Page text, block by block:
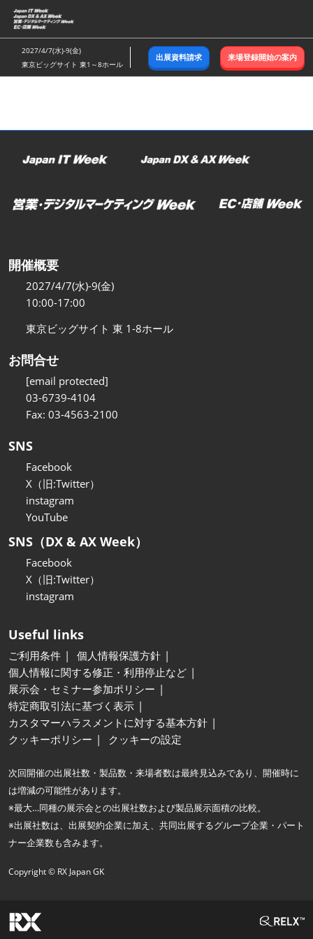
ス
キ
ッ
し
む
2027/4/7(水)-9(金)
東京ビッグサイト 東1～8ホール
出展資料請求 来場登録開始の案内
開催概要
2027/4/7(水)-9(金)
10:00-17:00
東京ビッグサイト 東 1-8ホール
お問合せ
[email protected]
03-6739-4104
Fax: 03-4563-2100
SNS
Facebook
X（旧:Twitter）
instagram
YouTube
SNS（DX & AX Week）
Facebook
X（旧:Twitter）
instagram
Useful links
ご利用条件
個人情報保護方針
個人情報に関する修正・利用停止など
展示会・セミナー参加ポリシー
特定商取引法に基づく表示
カスタマーハラスメントに対する基本方針
クッキーポリシー
クッキーの設定
次回開催の出展社数・製品数・来場者数は最終見込みであり、開催時に
は増減の可能性があります。
※最大…同種の展示会との出展社数および製品展示面積の比較。
※出展社数は、出展契約企業に加え、共同出展するグループ企業・パート
ナー企業数も含みます。
Copyright © RX Japan GK